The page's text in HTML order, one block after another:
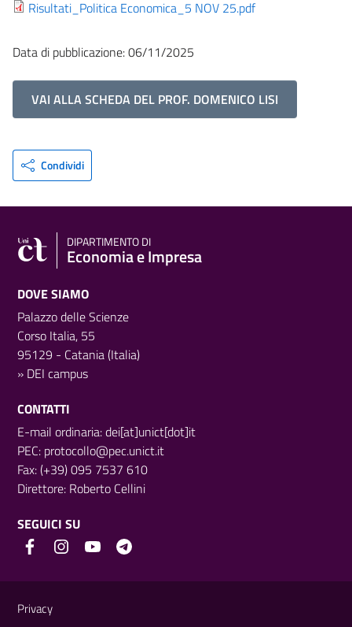
Risultati_Politica Economica_5 NOV 25.pdf
Data di pubblicazione: 06/11/2025
VAI ALLA SCHEDA DEL PROF. DOMENICO LISI
Condividi
DIPARTIMENTO DI
Economia e Impresa
DOVE SIAMO
Palazzo delle Scienze
Corso Italia, 55
95129 - Catania (Italia)
» DEI campus
CONTATTI
E-mail ordinaria: dei[at]unict[dot]it
PEC: protocollo@pec.unict.it
Fax: (+39) 095 7537 610
Direttore: Roberto Cellini
SEGUICI SU
Privacy